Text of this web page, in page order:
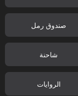
صندوق رمل
شاحنة
الروايات